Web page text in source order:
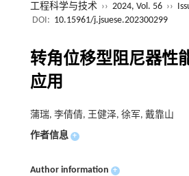
工程科学与技术 ›› 2024, Vol. 56 ››
DOI: 10.15961/j.jsuese.202300299
转角位移型阻尼器性
应用
蒲瑞, 李倩倩, 王健泽, 徐军, 戴靠山
作者信息 +
Author information +